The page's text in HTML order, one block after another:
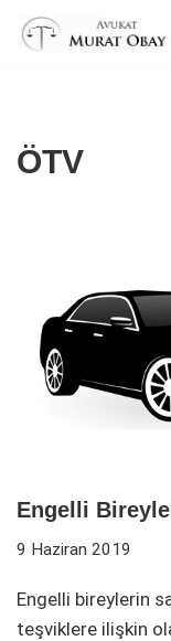
ÖTV
Engelli
9 Haziran 2019
Engelli bireylerin
teşviklere ilişkin